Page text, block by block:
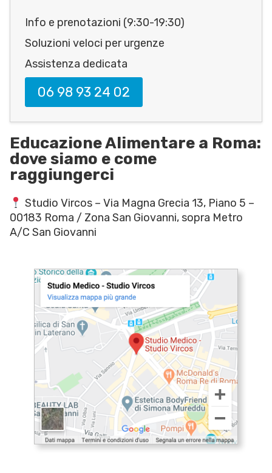
Info e prenotazioni (9:30-19:30)
Soluzioni veloci per urgenze
Assistenza dedicata
06 98 93 24 02
Educazione Alimentare a Roma:
dove siamo e come
raggiungerci
Studio Vircos – Via Magna Grecia 13, Piano 5 –
00183 Roma / Zona San Giovanni, sopra Metro
A/C San Giovanni